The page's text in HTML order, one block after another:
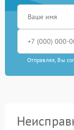
Отправляя, Вы